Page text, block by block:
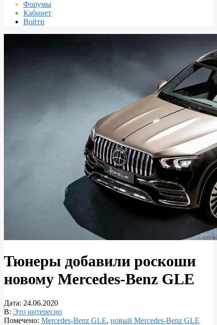
Форумы
Кабинет
Войти
Тюнеры добавили роскоши
новому Mercedes-Benz GLE
Дата: 24.06.2020
В: Это интересно
Помечено: Mercedes-Benz GLE, новый Mercedes-Benz GLE